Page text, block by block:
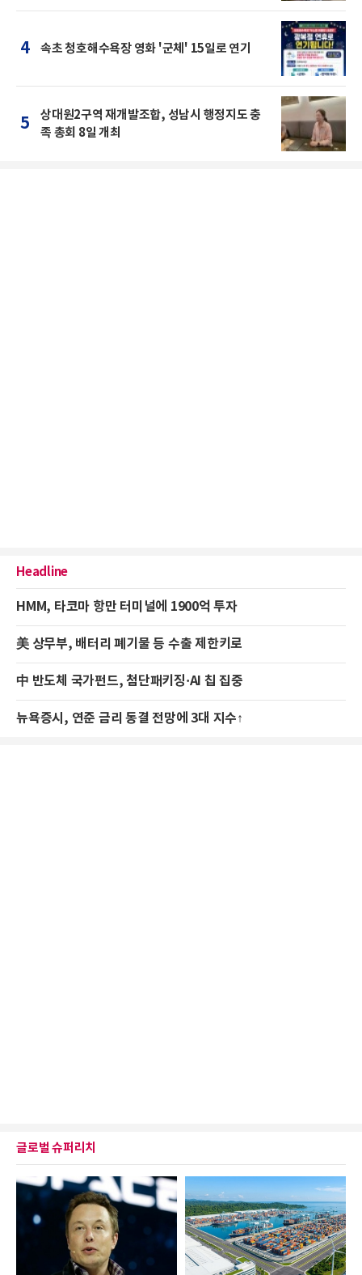
4 속초 청호해수욕장 영화 '군체' 15일로 연기
5
상대원2구역 재개발조합, 성남시 행정지도 충
족 총회 8일 개최
Headline
HMM, 타코마 항만 터미널에 1900억 투자
美 상무부, 배터리 폐기물 등 수출 제한키로
中 반도체 국가펀드, 첨단패키징·AI 칩 집중
뉴욕증시, 연준 금리 동결 전망에 3대 지수↑
글로벌 슈퍼리치